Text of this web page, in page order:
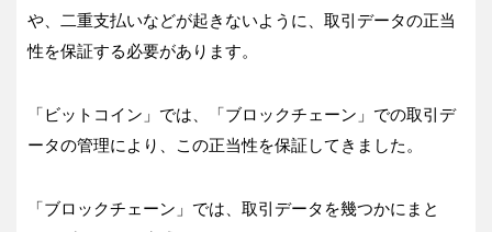
や、二重支払いなどが起きないように、取引データの正当
性を保証する必要があります。
「ビットコイン」では、「ブロックチェーン」での取引デ
ータの管理により、この正当性を保証してきました。
「ブロックチェーン」では、取引データを幾つかにまと